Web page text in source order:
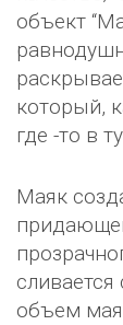
объект
который,
где -то в
Маяк
объем